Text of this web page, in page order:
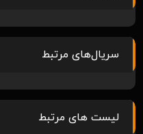
سریال‌های مرتبط
لیست های مرتبط